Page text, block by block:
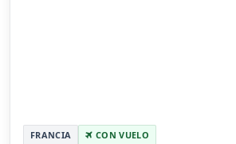
FRANCIA CON VUELO